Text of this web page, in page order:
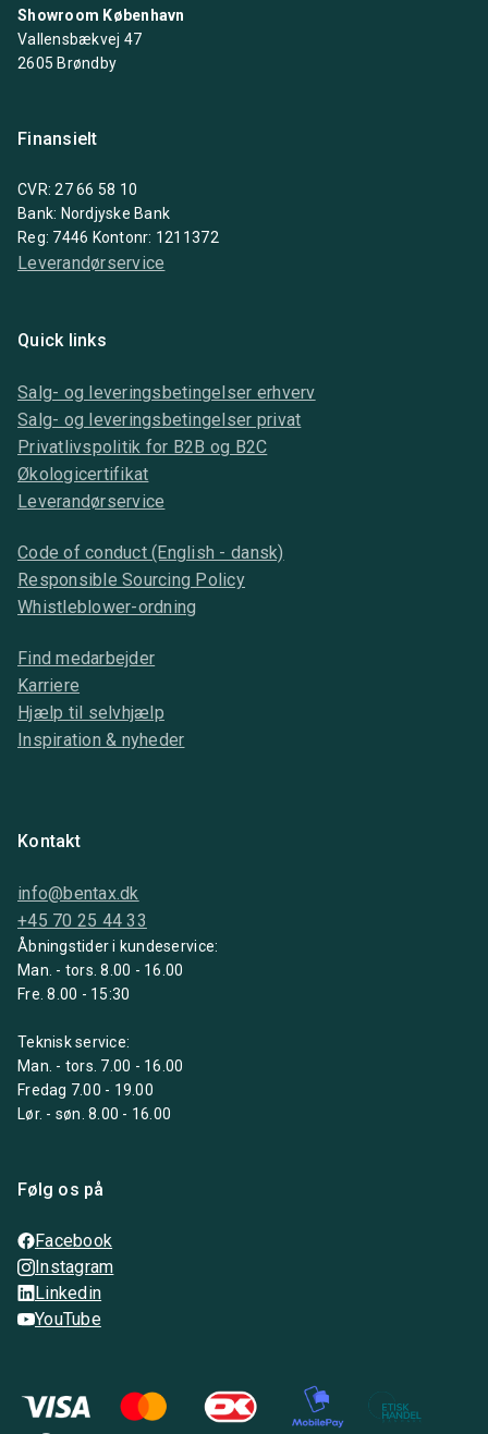
Showroom København
Vallensbækvej 47
2605 Brøndby
Finansielt
CVR: 27 66 58 10
Bank: Nordjyske Bank
Reg: 7446 Kontonr: 1211372
Leverandørservice
Quick links
Salg- og leveringsbetingelser erhverv
Salg- og leveringsbetingelser privat
Privatlivspolitik for B2B og B2C
Økologicertifikat
Leverandørservice
Code of conduct (English - dansk)
Responsible Sourcing Policy
Whistleblower-ordning
Find medarbejder
Karriere
Hjælp til selvhjælp
Inspiration & nyheder
Kontakt
info@bentax.dk
+45 70 25 44 33
Åbningstider i kundeservice:
Man. - tors. 8.00 - 16.00
Fre. 8.00 - 15:30
Teknisk service:
Man. - tors. 7.00 - 16.00
Fredag 7.00 - 19.00
Lør. - søn. 8.00 - 16.00
Følg os på
Facebook
Instagram
Linkedin
YouTube